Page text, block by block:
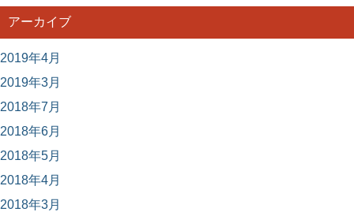
アーカイブ
2019年4月
2019年3月
2018年7月
2018年6月
2018年5月
2018年4月
2018年3月